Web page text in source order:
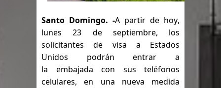
El expresidente peruano Ollanta
Humala queda en libertad tras la
anulación de condena de 15 años por
lavado
Santo Domingo. -A partir de hoy,
lunes 23 de septiembre, los
solicitantes de visa a Estados
Unidos podrán entrar a
la embajada con sus teléfonos
celulares, en una nueva medida